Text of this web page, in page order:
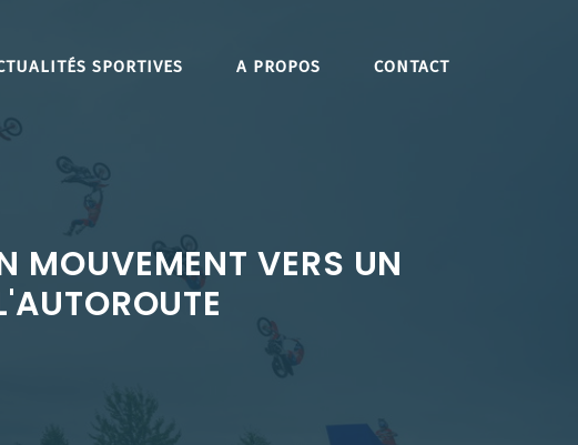
SPORTIVES A PROPOS CONTACT
MOUVEMENT VERS UN